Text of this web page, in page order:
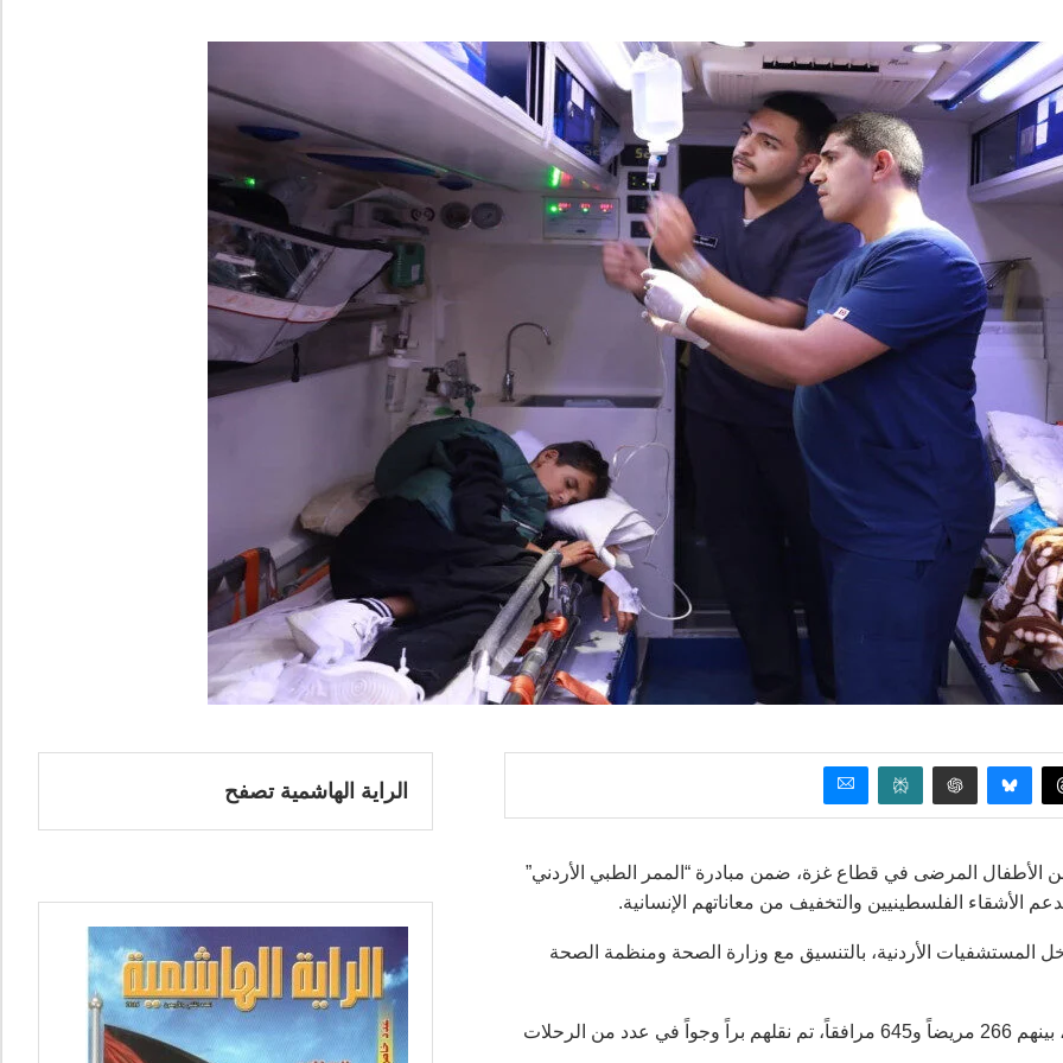
من الأطفال المرضى في قطاع غزة، ضمن مبادرة “الممر الطبي الأردني”
الأشقاء الفلسطينيين والتخفيف من معاناتهم الإنسانية.
إذ سيتم علاجهم داخل المستشفيات الأردنية، بالتنسيق مع وزارة الصحة ومنظمة الصحة
ومنذ بدء تنفيذ المبادرة، استقبل الأردن 911 شخصاً من قطاع غزة، بينهم 266 مريضاً و645 مرافقاً، تم نقلهم براً وجواً في عدد من الرحلات
الراية الهاشمية تصفح